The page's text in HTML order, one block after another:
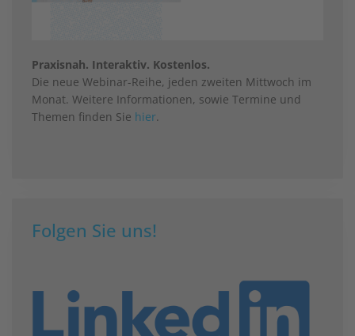
Praxisnah. Interaktiv. Kostenlos.
Die neue Webinar-Reihe, jeden zweiten Mittwoch im
Monat. Weitere Informationen, sowie Termine und
Themen finden Sie hier.
Folgen Sie uns!